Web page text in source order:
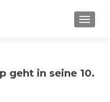
geht in seine 10.